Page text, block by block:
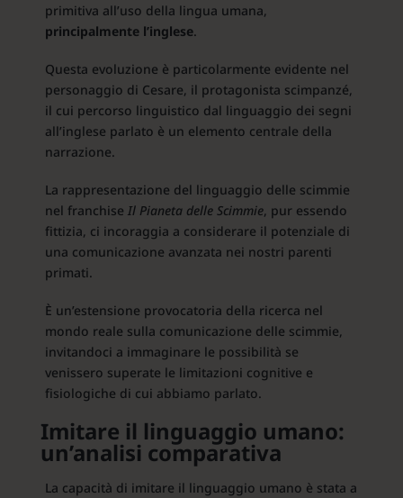
primitiva all’uso della lingua umana,
principalmente l’inglese.
Questa evoluzione è particolarmente evidente nel
personaggio di Cesare, il protagonista scimpanzé,
il cui percorso linguistico dal linguaggio dei segni
all’inglese parlato è un elemento centrale della
narrazione.
La rappresentazione del linguaggio delle scimmie
nel franchise Il Pianeta delle Scimmie, pur essendo
fittizia, ci incoraggia a considerare il potenziale di
una comunicazione avanzata nei nostri parenti
primati.
È un’estensione provocatoria della ricerca nel
mondo reale sulla comunicazione delle scimmie,
invitandoci a immaginare le possibilità se
venissero superate le limitazioni cognitive e
fisiologiche di cui abbiamo parlato.
Imitare il linguaggio umano:
un’analisi comparativa
La capacità di imitare il linguaggio umano è stata a